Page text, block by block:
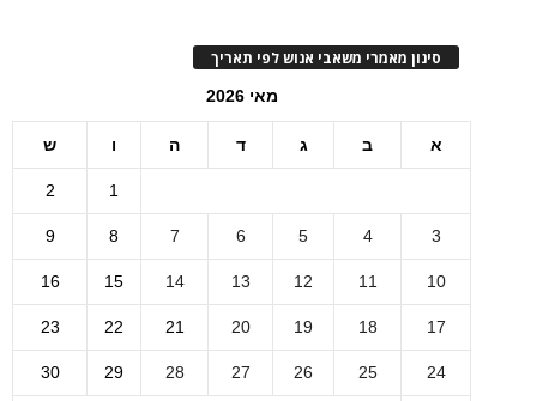
סינון מאמרי משאבי אנוש לפי תאריך
מאי 2026
א ב ג ד ה ו ש
1
2
3
4
5
6
7
8
9
10
11
12
13
14
15
16
17
18
19
20
21
22
23
24
25
26
27
28
29
30